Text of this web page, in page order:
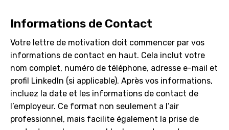
Informations de Contact
Votre lettre de motivation doit commencer par vos
informations de contact en haut. Cela inclut votre
nom complet, numéro de téléphone, adresse e-mail et
profil LinkedIn (si applicable). Après vos informations,
incluez la date et les informations de contact de
l’employeur. Ce format non seulement a l’air
professionnel, mais facilite également la prise de